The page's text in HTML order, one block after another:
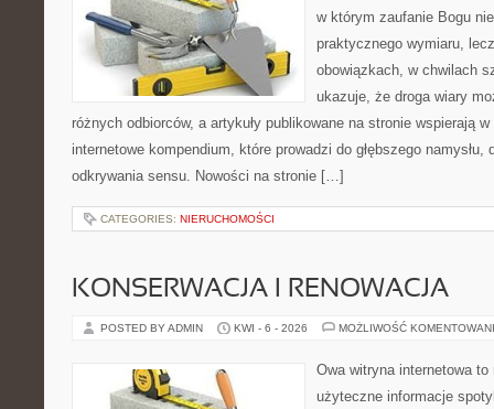
w którym zaufanie Bogu
praktycznego wymiaru,
obowiązkach, w chwilach
ukazuje, że droga wiary
różnych odbiorców, a artykuły publikowane na stronie wspierają w
internetowe kompendium, które prowadzi do głębszego
odkrywania sensu. Nowości na stronie […]
CATEGORIES: NIERUCHOMOŚCI
KONSERWACJA I RENOWACJA
POSTED BY ADMIN KWI - 6 - 2026 MOŻLIWOŚĆ
Owa witryna internetowa
użyteczne informacje